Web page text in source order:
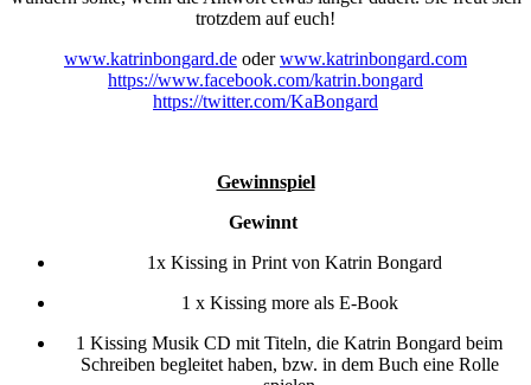
trotzdem auf euch!
www.katrinbongard.de oderwww.katrinbongard.com
https://www.facebook.com/katrin.bongard
https://twitter.com/KaBongard
Gewinnspiel
Gewinnt
1x Kissing in Print von Katrin Bongard
1 x Kissing more als E-Book
1 Kissing Musik CD mit Titeln, die Katrin Bongard beim
Schreiben begleitet haben, bzw. in dem Buch eine Rolle